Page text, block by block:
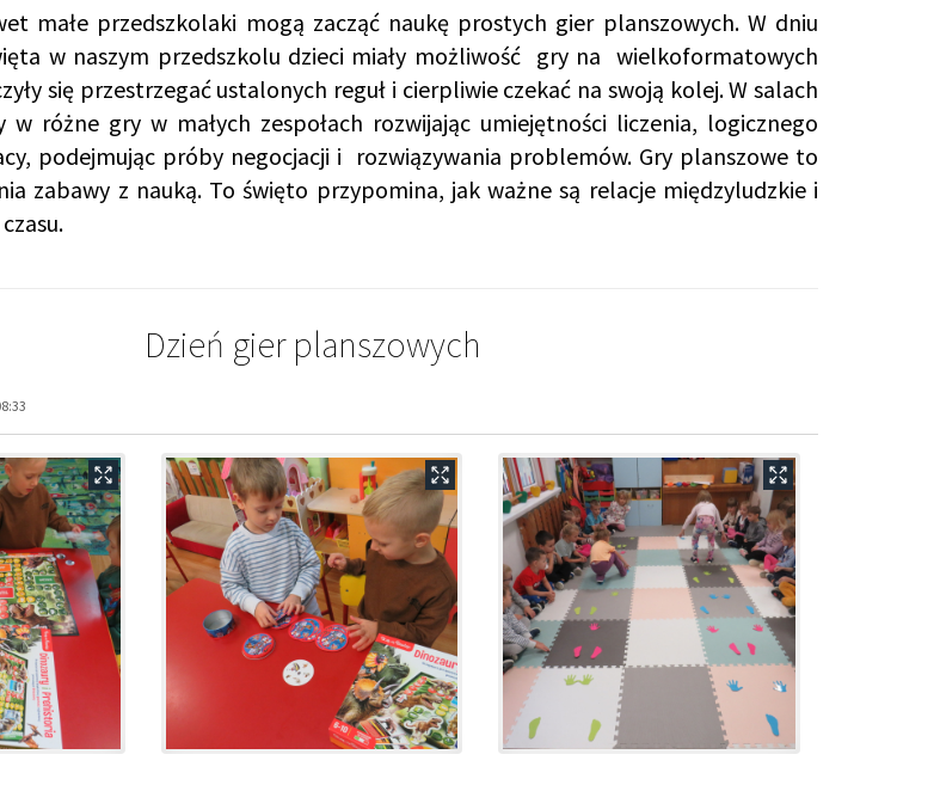
małe przedszkolaki mogą zacząć naukę prostych gier planszowych. W dniu
w naszym przedszkolu dzieci miały możliwość gry na wielkoformatowych
się przestrzegać ustalonych reguł i cierpliwie czekać na swoją kolej. W salach
w różne gry w małych zespołach rozwijając umiejętności liczenia, logicznego
podejmując próby negocjacji i rozwiązywania problemów. Gry planszowe to
zabawy z nauką. To święto przypomina, jak ważne są relacje międzyludzkie i
Dzień gier planszowych